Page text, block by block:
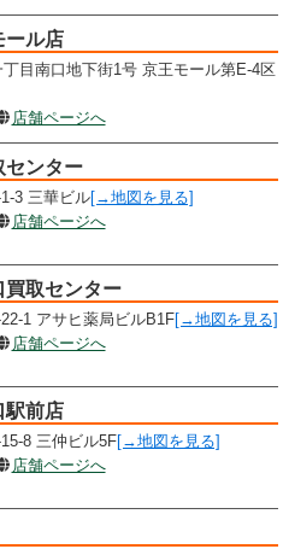
ール店
目南口地下街1号 京王モール第E-4区
店舗ページへ
センター
3 三華ビル[→地図を見る]
店舗ページへ
買取センター
1 アサヒ薬局ビルB1F[→地図を見る]
店舗ページへ
駅前店
8 三仲ビル5F[→地図を見る]
店舗ページへ